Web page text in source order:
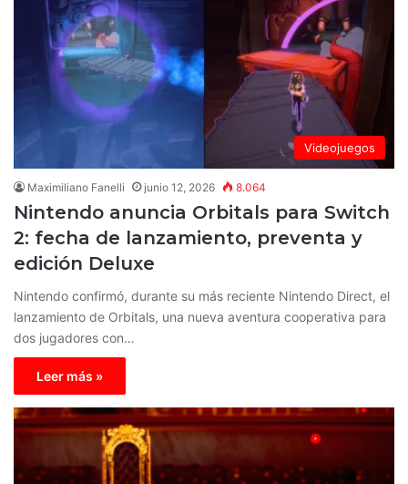
Videojuegos
Maximiliano Fanelli junio 12, 2026 8.064
Nintendo anuncia Orbitals para Switch
2: fecha de lanzamiento, preventa y
edición Deluxe
Nintendo confirmó, durante su más reciente Nintendo Direct, el
lanzamiento de Orbitals, una nueva aventura cooperativa para
dos jugadores con…
Leer más »